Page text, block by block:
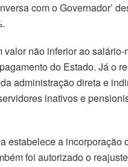
com o Governador’
não inferior ao
do Estado. Já o
administração direta e
inativos e
a
foi autorizado o